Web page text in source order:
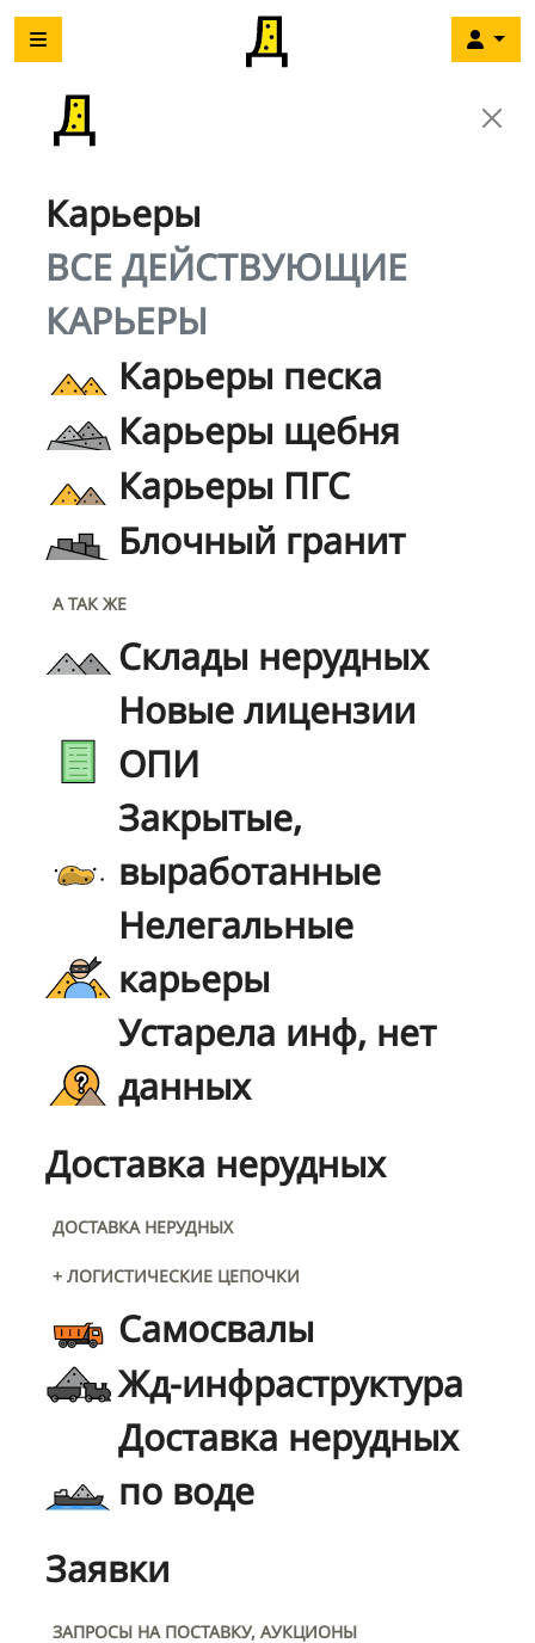
Карьеры
ВСЕ ДЕЙСТВУЮЩИЕ
КАРЬЕРЫ
Карьеры песка
Карьеры щебня
Карьеры ПГС
Блочный гранит
А ТАК ЖЕ
Склады нерудных
Новые лицензии
ОПИ
Закрытые,
выработанные
Нелегальные
карьеры
Устарела инф, нет
данных
Доставка нерудных
ДОСТАВКА НЕРУДНЫХ
+ ЛОГИСТИЧЕСКИЕ ЦЕПОЧКИ
Самосвалы
Жд-инфраструктура
Доставка нерудных
по воде
Заявки
ЗАПРОСЫ НА ПОСТАВКУ, АУКЦИОНЫ